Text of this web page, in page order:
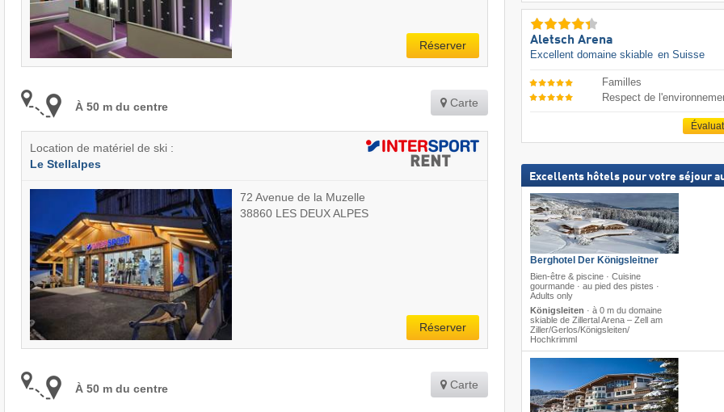
Réserver
À 50 m du centre Carte
Location de matériel de ski :
Le Stellalpes
72 Avenue de la Muzelle
38860 LES DEUX ALPES
Réserver
À 50 m du centre Carte
Aletsch Arena
Excellent domaine skiable en Suisse
Familles
Respect de
Excellents hôtels pour votre séjour
Berghotel Der Königsleitner
Bien-être & piscine · Cuisine
gourmande · au pied des pistes ·
Adults only
Königsleiten · à 0 m du domaine
skiable de Zillertal Arena – Zell am
Ziller/​Gerlos/​Königsleiten/​
Hochkrimml